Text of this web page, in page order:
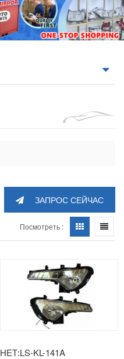
ЗАПРОС СЕЙЧАС
Посмотреть :
НЕТ:LS-KL-141A